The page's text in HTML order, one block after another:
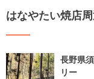
はなやたい焼店
長野県
リー